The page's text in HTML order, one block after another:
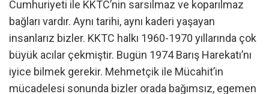
Cumhuriyeti ile KKTC’nin sarsılmaz ve koparılmaz
bağları vardır. Aynı tarihi, aynı kaderi yaşayan
insanlarız bizler. KKTC halkı 1960-1970 yıllarında çok
büyük acılar çekmiştir. Bugün 1974 Barış Harekatı’nı
iyice bilmek gerekir. Mehmetçik ile Mücahit’in
mücadelesi sonunda bizler orada bağımsız, egemen